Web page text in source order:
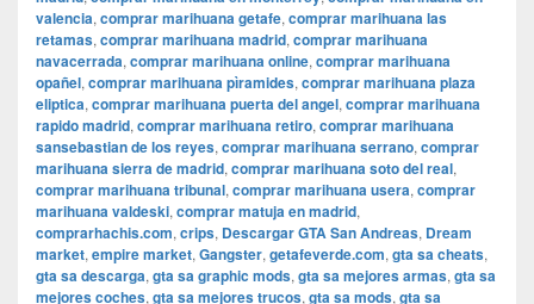
valencia, comprar marihuana getafe, comprar marihuana las
retamas, comprar marihuana madrid, comprar marihuana
navacerrada, comprar marihuana online, comprar marihuana
opañel, comprar marihuana pìramides, comprar marihuana plaza
eliptica, comprar marihuana puerta del angel, comprar marihuana
rapido madrid, comprar marihuana retiro, comprar marihuana
sansebastian de los reyes, comprar marihuana serrano, comprar
marihuana sierra de madrid, comprar marihuana soto del real,
comprar marihuana tribunal, comprar marihuana usera, comprar
marihuana valdeski, comprar matuja en madrid,
comprarhachis.com, crips, Descargar GTA San Andreas, Dream
market, empire market, Gangster, getafeverde.com, gta sa cheats,
gta sa descarga, gta sa graphic mods, gta sa mejores armas, gta sa
mejores coches, gta sa mejores trucos, gta sa mods, gta sa